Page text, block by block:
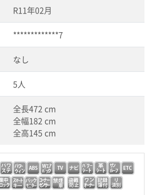
R11年02月
*************7
なし
5人
全長472 cm
全幅182 cm
全高145 cm